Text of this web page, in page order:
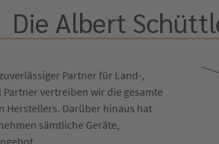
Die Albert
Partner für Land-,
vertreiben wir die gesamte
Herstellers. Darüber hinaus hat
sämtliche Geräte,